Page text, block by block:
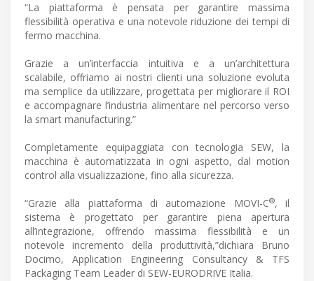
“La piattaforma è pensata per garantire massima
flessibilità operativa e una notevole riduzione dei tempi di
fermo macchina.
Grazie a un’interfaccia intuitiva e a un’architettura
scalabile, offriamo ai nostri clienti una soluzione evoluta
ma semplice da utilizzare, progettata per migliorare il ROI
e accompagnare l’industria alimentare nel percorso verso
la smart manufacturing.”
Completamente equipaggiata con tecnologia SEW, la
macchina è automatizzata in ogni aspetto, dal motion
control alla visualizzazione, fino alla sicurezza.
“Grazie alla piattaforma di automazione MOVI-C®, il
sistema è progettato per garantire piena apertura
all’integrazione, offrendo massima flessibilità e un
notevole incremento della produttività,”dichiara Bruno
Docimo, Application Engineering Consultancy & TFS
Packaging Team Leader di SEW-EURODRIVE Italia.